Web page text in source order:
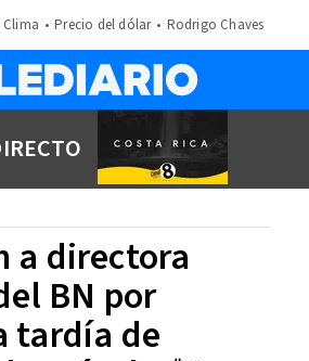
Clima Precio del dólar Rodrigo Chaves
a directora
BN por
tardía de